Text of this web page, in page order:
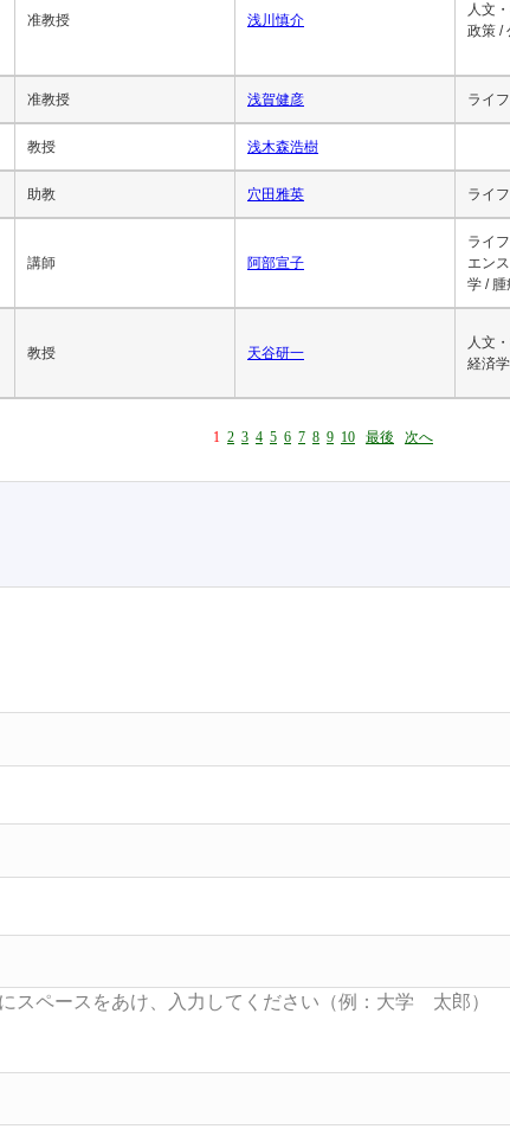
准教授 浅川慎介
人文
政策 /
准教授 浅賀健彦 ライ
教授 浅木森浩樹
助教 穴田雅英 ライ
講師 阿部宣子
ライ
エン
学 /
教授 天谷研一
人文
経済
1 2 3 4 5 6 7 8 9 10 最後 次へ